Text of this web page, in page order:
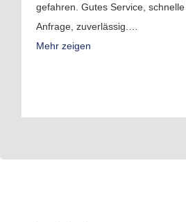
gefahren. Gutes Service,
Anfrage, zuverlässig.…
Mehr zeigen